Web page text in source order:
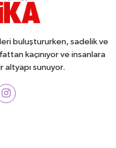
buluştururken, sadelik ve
kaçınıyor ve insanlara
altyapı sunuyor.